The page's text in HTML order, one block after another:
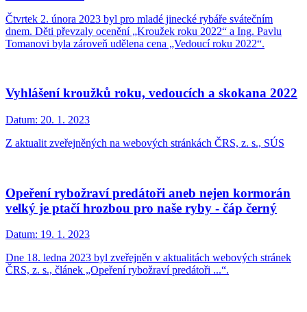
Čtvrtek 2. února 2023 byl pro mladé jinecké rybáře svátečním
dnem. Děti převzaly ocenění „Kroužek roku 2022“ a Ing. Pavlu
Tomanovi byla zároveň udělena cena „Vedoucí roku 2022“.
Vyhlášení kroužků roku, vedoucích a skokana 2022
Datum: 20. 1. 2023
Z aktualit zveřejněných na webových stránkách ČRS, z. s., SÚS
Opeření rybožraví predátoři aneb nejen kormorán
velký je ptačí hrozbou pro naše ryby - čáp černý
Datum: 19. 1. 2023
Dne 18. ledna 2023 byl zveřejněn v aktualitách webových stránek
ČRS, z. s., článek „Opeření rybožraví predátoři ...“.